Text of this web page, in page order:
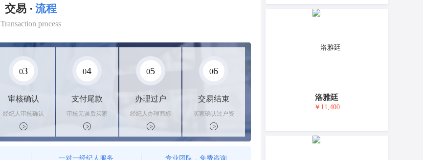
交易 · 流程
Transaction process
03
审核确认
经纪人审核确认
商标状态
04
支付尾款
审核无误后买家
支付尾款，卖家
办理相关手续
05
办理过户
经纪人办理商标
转让手续，交付
相关证书
06
交易结束
买家确认过户资
料后，平台解冻
资金支付卖家
一对一经纪人服务 专业团队，免费咨询
洛雅廷
￥11,400